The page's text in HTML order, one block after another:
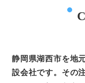
静岡県湖西市を地
設会社です。その